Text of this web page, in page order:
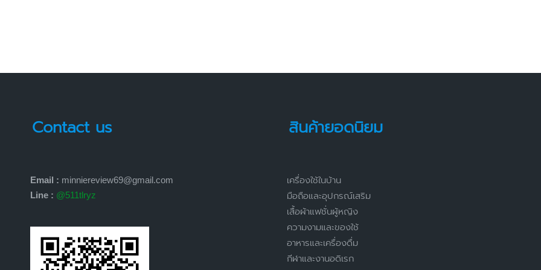
Contact us
Email : minniereview69@gmail.com
Line : @511tlryz
สินค้ายอดนิยม
เครื่องใช้ในบ้าน
มือถือและอุปกรณ์เสริม
เสื้อผ้าแฟชั่นผู้หญิง
ความงามและของใช้
อาหารและเครื่องดื่ม
กีฬาและงานอดิเรก